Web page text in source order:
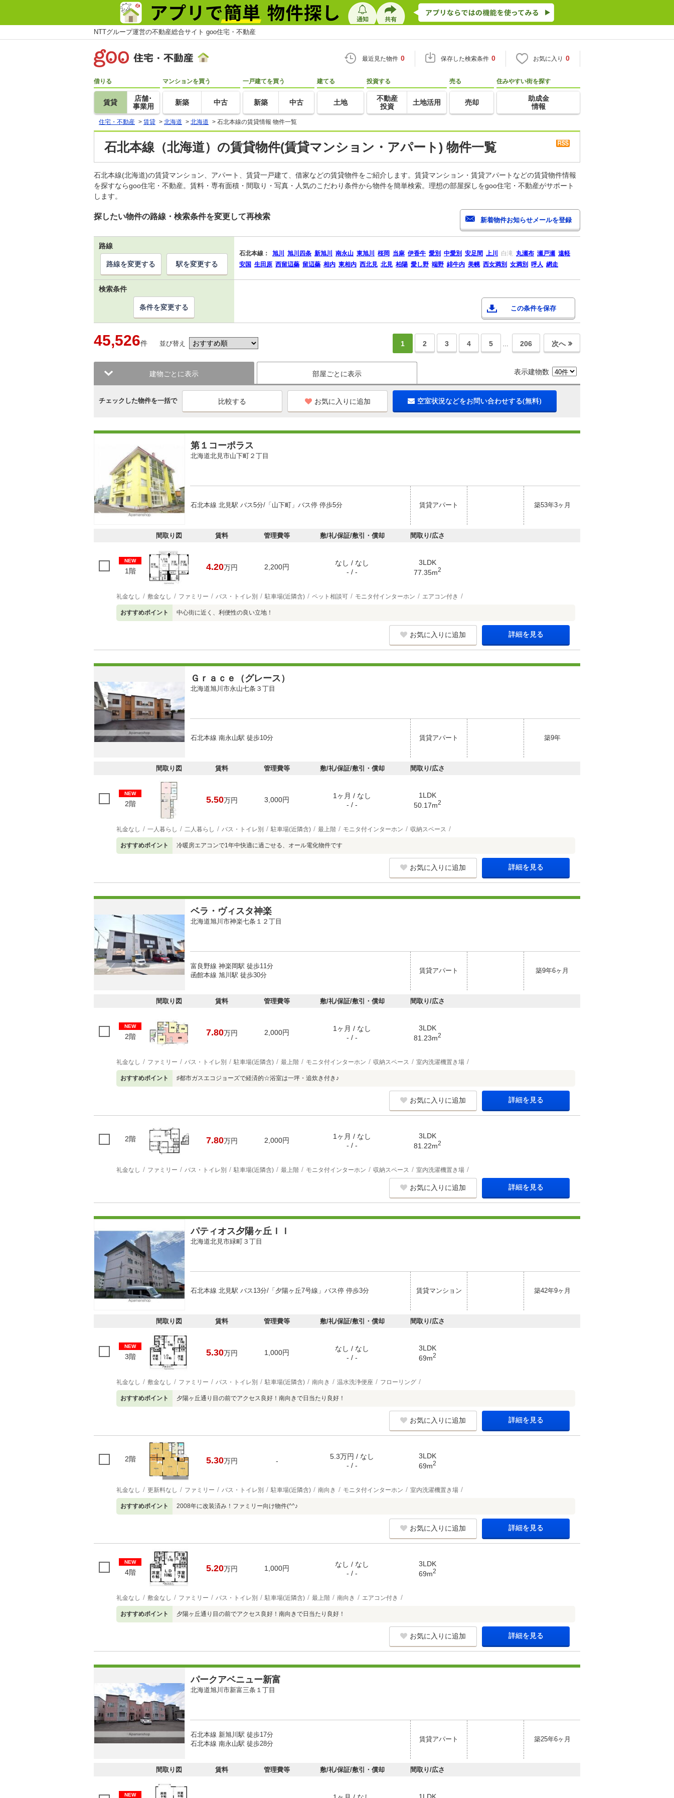
NTTグループ運営の不動産総合サイト goo住宅・不動産
最近見た物件 0 保存した検索条件 0 お気に入り 0
借りる
賃貸
店舗･
事業用
マンションを買う
新築 中古
一戸建てを買う
新築 中古
建てる
土地
投資する
不動産
投資
土地活用
売る
売却
住みやすい街を探す
助成金
情報
住宅・不動産 > 賃貸 > 北海道 > 北海道 > 石北本線の賃貸情報 物件一覧
石北本線（北海道）の賃貸物件(賃貸マンション・アパート) 物件一覧
石北本線(北海道)の賃貸マンション、アパート、賃貸一戸建て、借家などの賃貸物件をご紹介します。賃貸マンション・賃貸アパートなどの賃貸物件情報
を探すならgoo住宅・不動産。賃料・専有面積・間取り・写真・人気のこだわり条件から物件を簡単検索。理想の部屋探しをgoo住宅・不動産がサポート
します。
探したい物件の路線・検索条件を変更して再検索
路線
石北本線： 旭川 旭川四条 新旭川 南永山 東旭川 桜岡 当麻 伊香牛 愛別 中愛別 安足間 上川 白滝 丸瀬布 瀬戸瀬 遠軽
安国 生田原 西留辺蘂 留辺蘂 相内 東相内 西北見 北見 柏陽 愛し野 端野 緋牛内 美幌 西女満別 女満別 呼人 網走
路線を変更する 駅を変更する
検索条件
この条件を保存
条件を変更する
45,526件 並び替え 1 2 3 4 5 … 206 次へ
建物ごとに表示 部屋ごとに表示 表示建物数
チェックした物件を一括で お気に入りに追加 空室状況などをお問い合わせする(無料)
第１コーポラス
北海道北見市山下町２丁目
石北本線 北見駅 バス5分/「山下町」バス停 停歩5分 賃貸アパート 築53年3ヶ月
間取り図 賃料 管理費等 敷/礼/保証/敷引・償却 間取り/広さ
NEW
1階 4.20万円 2,200円
なし / なし
- / -
3LDK
77.35m2
礼金なし 敷金なし ファミリー バス・トイレ別 駐車場(近隣含) ペット相談可 モニタ付インターホン エアコン付き
おすすめポイント 中心街に近く、利便性の良い立地！
お気に入りに追加 詳細を見る
Ｇｒａｃｅ（グレース）
北海道旭川市永山七条３丁目
石北本線 南永山駅 徒歩10分 賃貸アパート 築9年
間取り図 賃料 管理費等 敷/礼/保証/敷引・償却 間取り/広さ
NEW
2階 5.50万円 3,000円
1ヶ月 / なし
- / -
1LDK
50.17m2
礼金なし 一人暮らし 二人暮らし バス・トイレ別 駐車場(近隣含) 最上階 モニタ付インターホン 収納スペース
おすすめポイント 冷暖房エアコンで1年中快適に過ごせる、オール電化物件です
お気に入りに追加 詳細を見る
ベラ・ヴィスタ神楽
北海道旭川市神楽七条１２丁目
富良野線 神楽岡駅 徒歩11分
函館本線 旭川駅 徒歩30分
賃貸アパート 築9年6ヶ月
間取り図 賃料 管理費等 敷/礼/保証/敷引・償却 間取り/広さ
NEW
2階 7.80万円 2,000円
1ヶ月 / なし
- / -
3LDK
81.23m2
礼金なし ファミリー バス・トイレ別 駐車場(近隣含) 最上階 モニタ付インターホン 収納スペース 室内洗濯機置き場
おすすめポイント ♯都市ガスエコジョーズで経済的☆浴室は一坪・追炊き付き♪
お気に入りに追加 詳細を見る
2階 7.80万円 2,000円
1ヶ月 / なし
- / -
3LDK
81.22m2
礼金なし ファミリー バス・トイレ別 駐車場(近隣含) 最上階 モニタ付インターホン 収納スペース 室内洗濯機置き場
お気に入りに追加 詳細を見る
パティオス夕陽ヶ丘ＩＩ
北海道北見市緑町３丁目
石北本線 北見駅 バス13分/「夕陽ヶ丘7号線」バス停 停歩3分 賃貸マンション 築42年9ヶ月
間取り図 賃料 管理費等 敷/礼/保証/敷引・償却 間取り/広さ
NEW
3階 5.30万円 1,000円
なし / なし
- / -
3LDK
69m2
礼金なし 敷金なし ファミリー バス・トイレ別 駐車場(近隣含) 南向き 温水洗浄便座 フローリング
おすすめポイント 夕陽ヶ丘通り目の前でアクセス良好！南向きで日当たり良好！
お気に入りに追加 詳細を見る
2階 5.30万円 -
5.3万円 / なし
- / -
3LDK
69m2
礼金なし 更新料なし ファミリー バス・トイレ別 駐車場(近隣含) 南向き モニタ付インターホン 室内洗濯機置き場
おすすめポイント 2008年に改装済み！ファミリー向け物件(^^♪
お気に入りに追加 詳細を見る
NEW
4階 5.20万円 1,000円
なし / なし
- / -
3LDK
69m2
礼金なし 敷金なし ファミリー バス・トイレ別 駐車場(近隣含) 最上階 南向き エアコン付き
おすすめポイント 夕陽ヶ丘通り目の前でアクセス良好！南向きで日当たり良好！
お気に入りに追加 詳細を見る
パークアベニュー新富
北海道旭川市新富三条１丁目
石北本線 新旭川駅 徒歩17分
石北本線 南永山駅 徒歩28分
賃貸アパート 築25年6ヶ月
間取り図 賃料 管理費等 敷/礼/保証/敷引・償却 間取り/広さ
NEW